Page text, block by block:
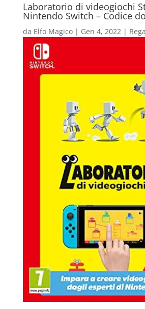
Laboratorio di videogiochi
Nintendo Switch – Codice
da Elfo Magico| Gen 4, 2022|